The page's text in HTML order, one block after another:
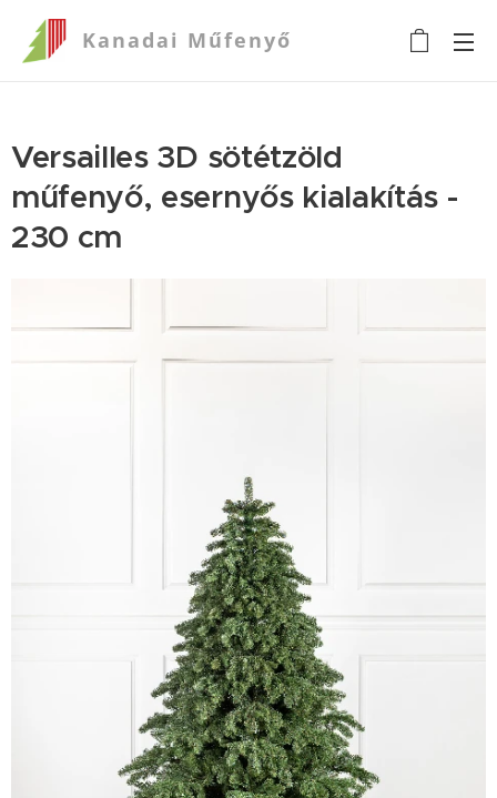
Kanadai Műfenyő
Versailles 3D sötétzöld
műfenyő, esernyős kialakítás -
230 cm